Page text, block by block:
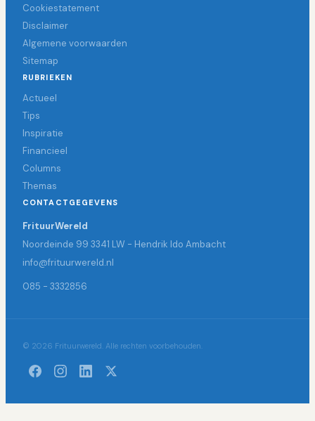
Cookiestatement
Disclaimer
Algemene voorwaarden
Sitemap
RUBRIEKEN
Actueel
Tips
Inspiratie
Financieel
Columns
Themas
CONTACTGEGEVENS
FrituurWereld
Noordeinde 99 3341 LW - Hendrik Ido Ambacht
info@frituurwereld.nl
085 - 3332856
© 2026 Frituurwereld. Alle rechten voorbehouden.